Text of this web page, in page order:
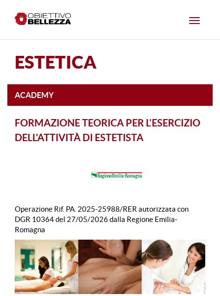
Toggle
ESTETICA
ACADEMY
FORMAZIONE TEORICA PER L'ESERCIZIO
DELL'ATTIVITÀ DI ESTETISTA
Operazione Rif. PA. 2025-25988/RER autorizzata con
DGR 10364 del 27/05/2026 dalla Regione Emilia-
Romagna